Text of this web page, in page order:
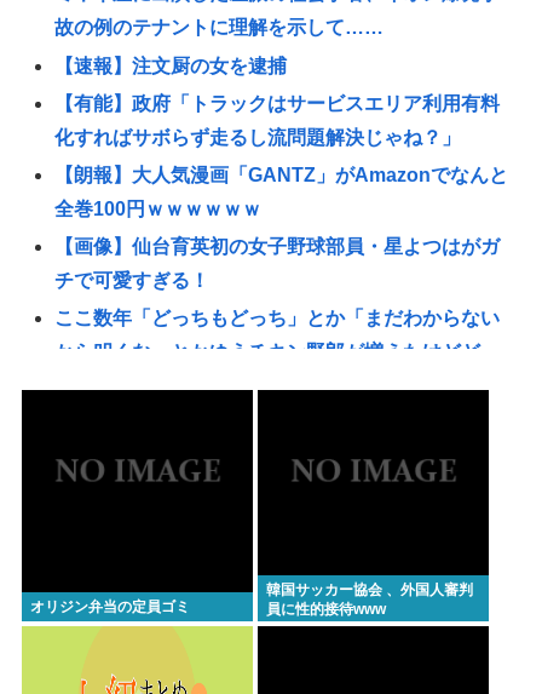
故の例のテナントに理解を示して……
【速報】注文厨の女を逮捕
【有能】政府「トラックはサービスエリア利用有料
化すればサボらず走るし流問題解決じゃね？」
【朗報】大人気漫画「GANTZ」がAmazonでなんと
全巻100円ｗｗｗｗｗｗ
【画像】仙台育英初の女子野球部員・星よつはがガ
チで可愛すぎる！
ここ数年「どっちもどっち」とか「まだわからない
から叩くな」とかゆうチキン野郎が増えたけどどっ
から来たの？(´・ω・`)
緊縮財政論者として知られる大物財務官僚、高市早
イギリス、タバコ販売禁止法案を可決www
誹謗中傷にさらされた経緯がこちら…
オリジン弁当の定員ゴミ
韓国サッカー協会 、外国人審判
員に性的接待www